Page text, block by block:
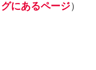
にあるページ）